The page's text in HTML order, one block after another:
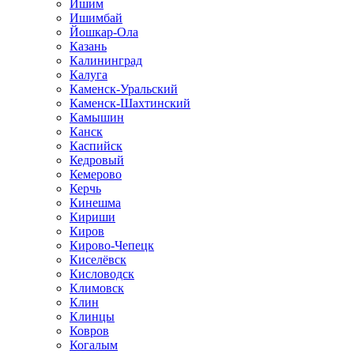
Ишим
Ишимбай
Йошкар-Ола
Казань
Калининград
Калуга
Каменск-Уральский
Каменск-Шахтинский
Камышин
Канск
Каспийск
Кедровый
Кемерово
Керчь
Кинешма
Кириши
Киров
Кирово-Чепецк
Киселёвск
Кисловодск
Климовск
Клин
Клинцы
Ковров
Когалым